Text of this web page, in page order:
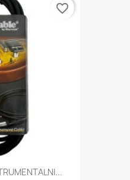
favorite_border